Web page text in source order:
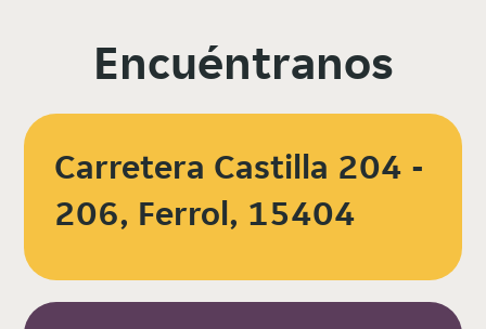
Encuéntranos
Carretera Castilla 204 -
206, Ferrol, 15404